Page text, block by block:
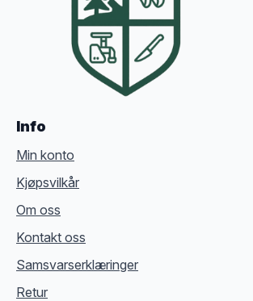
Info
Min konto
Kjøpsvilkår
Om oss
Kontakt oss
Samsvarserklæringer
Retur